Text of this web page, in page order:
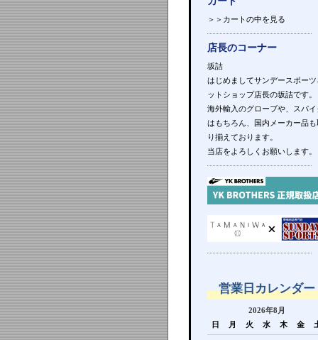
＞＞カートの中を見る
店長のコーナー
坂詰
はじめましてサンデースポーツ
ットショップ店長の坂詰です。
海外輸入のグローブや、スパイ
はもちろん、国内メーカー品も
り揃えております。
当店をよろしくお願いします。
営業日カレンダー
2026年8月
日
月 火 水 木 金